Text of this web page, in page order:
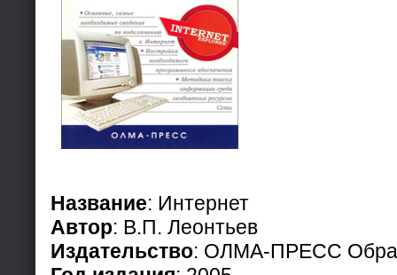
Название: Интернет
Автор: В.П. Леонтьев
Издательство: ОЛМА-ПРЕСС